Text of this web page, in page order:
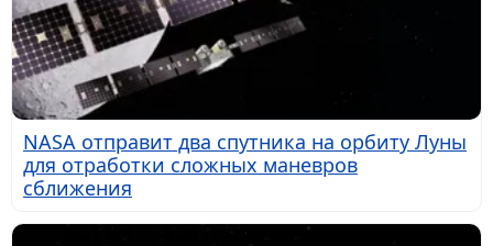
NASA отправит два спутника на орбиту Луны
для отработки сложных маневров
сближения